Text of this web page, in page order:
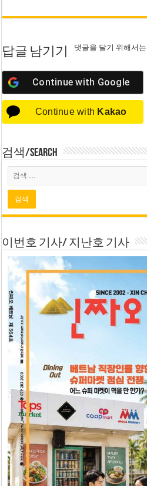
답글 남기기 댓글을 달기 위해서는
Continue with Google
Continue with Kakao
검색/Search
이번호 기사/ 지난호 기사